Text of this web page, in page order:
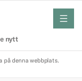
nytt
meny
på denna webbplats.